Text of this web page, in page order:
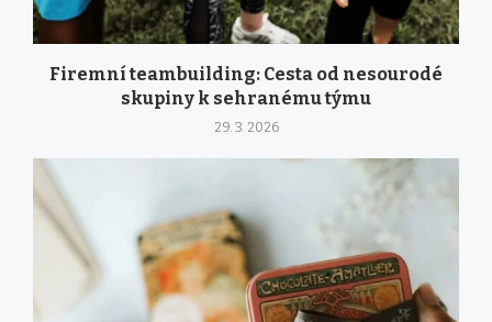
Firemní teambuilding: Cesta od nesourodé
skupiny k sehranému týmu
29. 3. 2026